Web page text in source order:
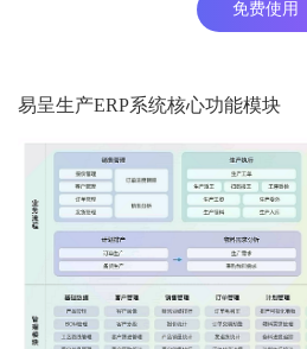
免费使用
易呈生产ERP系统核心功能模块